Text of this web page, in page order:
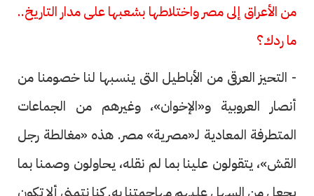
من الأعراق إلى مصر واختلاطها بشعبها على مدار التاريخ..
ما ردك؟
- التحيز العرقى من الأباطيل التى ينسبها لنا خصومنا من
أنصار العروبية و«الإخوان»، وغيرهم من الجماعات
المتطرفة المعادية لـ«مصرية» مصر. هذه «مغالطة رجل
القش»، يتقولون علينا بما لم نقله، يحاولون وصمنا بما
يجعل من السهل عليهم مهاجمتنا به. كنا نتمنى ألا تكون